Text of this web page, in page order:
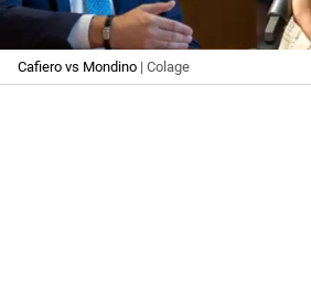
Cafiero vs Mondino | Colage